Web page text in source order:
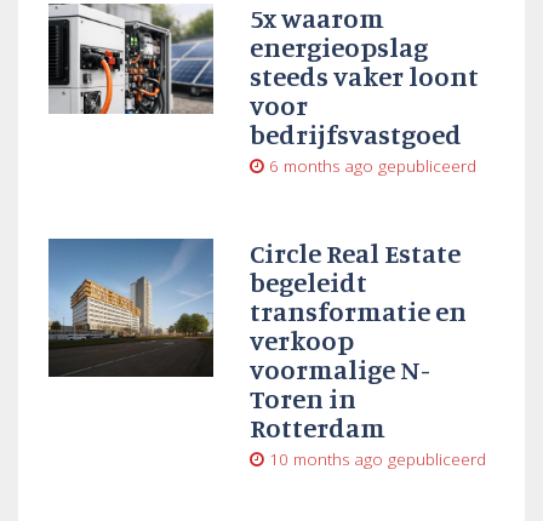
5x waarom
energieopslag
steeds vaker loont
voor
bedrijfsvastgoed
6 months ago gepubliceerd
Circle Real Estate
begeleidt
transformatie en
verkoop
voormalige N-
Toren in
Rotterdam
10 months ago gepubliceerd